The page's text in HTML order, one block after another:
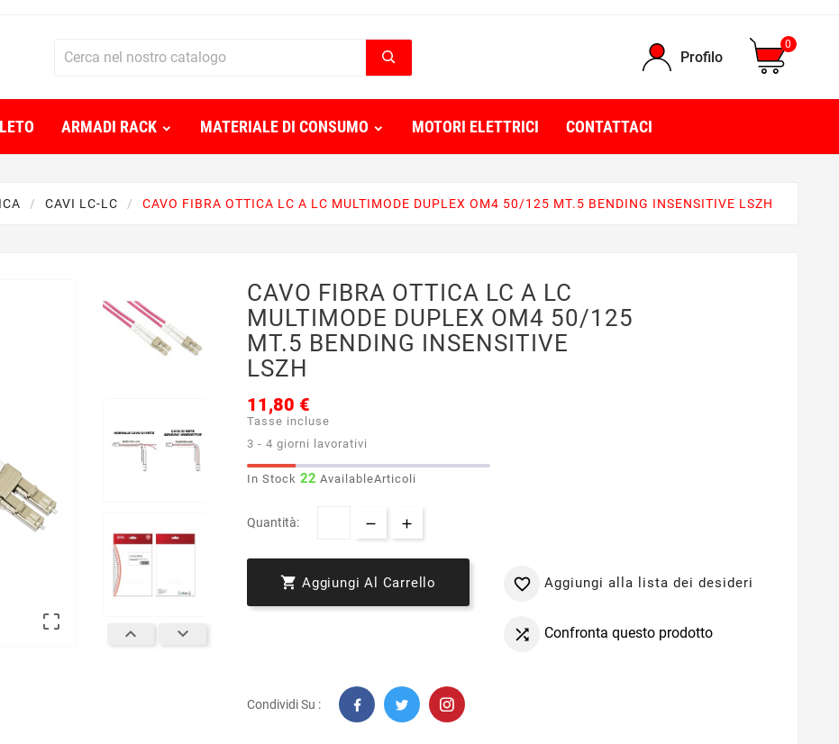
Profilo
0
ARMADI RACK MATERIALE DI CONSUMO MOTORI ELETTRICI CONTATTACI
CAVI LC-LC CAVO FIBRA OTTICA LC A LC MULTIMODE DUPLEX OM4 50/125 MT.5 BENDING INSENSITIVE LSZH

 
CAVO FIBRA OTTICA LC A LC
MULTIMODE DUPLEX OM4 50/125
MT.5 BENDING INSENSITIVE
LSZH
11,80 €
Tasse incluse
3 - 4 giorni lavorativi
In Stock 22 AvailableArticoli
Quantità:
 Aggiungi Al Carrello  Aggiungi alla lista dei desideri
 Confronta questo prodotto
Condividi Su :